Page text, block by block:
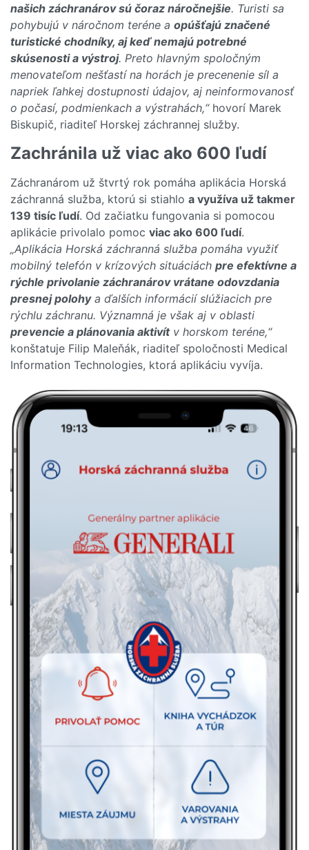
našich záchranárov sú čoraz náročnejšie. Turisti sa
pohybujú v náročnom teréne a opúšťajú značené
turistické chodníky, aj keď nemajú potrebné
skúsenosti a výstroj. Preto hlavným spoločným
menovateľom nešťastí na horách je precenenie síl a
napriek ľahkej dostupnosti údajov, aj neinformovanosť
o počasí, podmienkach a výstrahách,“ hovorí Marek
Biskupič, riaditeľ Horskej záchrannej služby.
Zachránila už viac ako 600 ľudí
Záchranárom už štvrtý rok pomáha aplikácia Horská
záchranná služba, ktorú si stiahlo a využíva už takmer
139 tisíc ľudí. Od začiatku fungovania si pomocou
aplikácie privolalo pomoc viac ako 600 ľudí.
„Aplikácia Horská záchranná služba pomáha využiť
mobilný telefón v krízových situáciách pre efektívne a
rýchle privolanie záchranárov vrátane odovzdania
presnej polohya ďalších informácií slúžiacich pre
rýchlu záchranu. Významná je však aj v oblasti
prevencie a plánovania aktivítv horskom teréne,“
konštatuje Filip Maleňák, riaditeľ spoločnosti Medical
Information Technologies, ktorá aplikáciu vyvíja.